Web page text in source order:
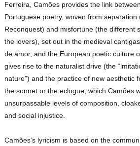
Ferreira, Camões provides the link
Portuguese poetry, woven from separation
Reconquest) and misfortune (the different
the lovers), set out in the medieval
de amor, and the European poetic culture
gives rise to the naturalist drive (the
nature”) and the practice of new aesthetic
the sonnet or the eclogue, which Camões
unsurpassable levels of composition,
and social injustice.
Camões’s lyricism is based on the